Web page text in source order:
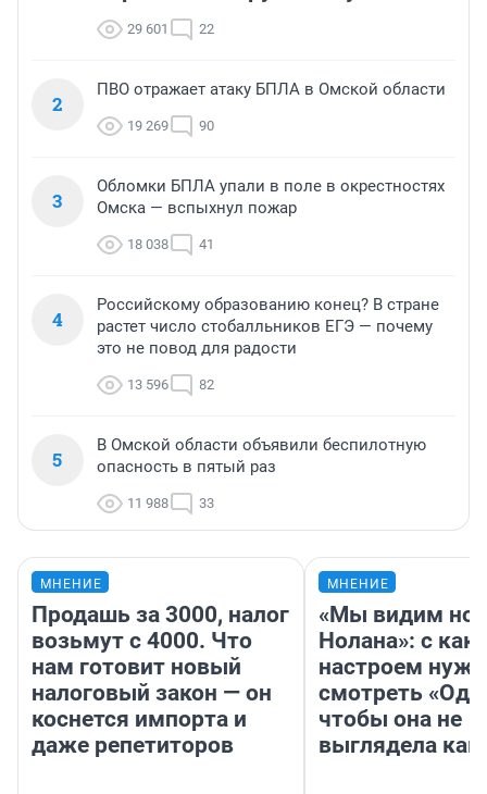
29 601 22
2
ПВО отражает атаку БПЛА в Омской области
19 269 90
3
Обломки БПЛА упали в поле в окрестностях
Омска — вспыхнул пожар
18 038 41
4
Российскому образованию конец? В стране
растет число стобалльников ЕГЭ — почему
это не повод для радости
13 596 82
5
В Омской области объявили беспилотную
опасность в пятый раз
11 988 33
МНЕНИЕ
Продашь за 3000, налог
возьмут с 4000. Что
нам готовит новый
налоговый закон — он
коснется импорта и
даже репетиторов
МНЕНИЕ
«Мы видим
Нолана»: с
настроем
смотреть
чтобы она не
выглядела как